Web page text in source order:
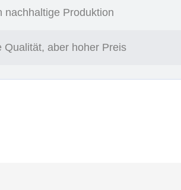
nachhaltige Produktion
Qualität, aber hoher Preis